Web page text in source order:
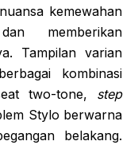
kemewahan
memberikan
Tampilan varian
kombinasi
two-tone, step
Stylo berwarna
belakang.